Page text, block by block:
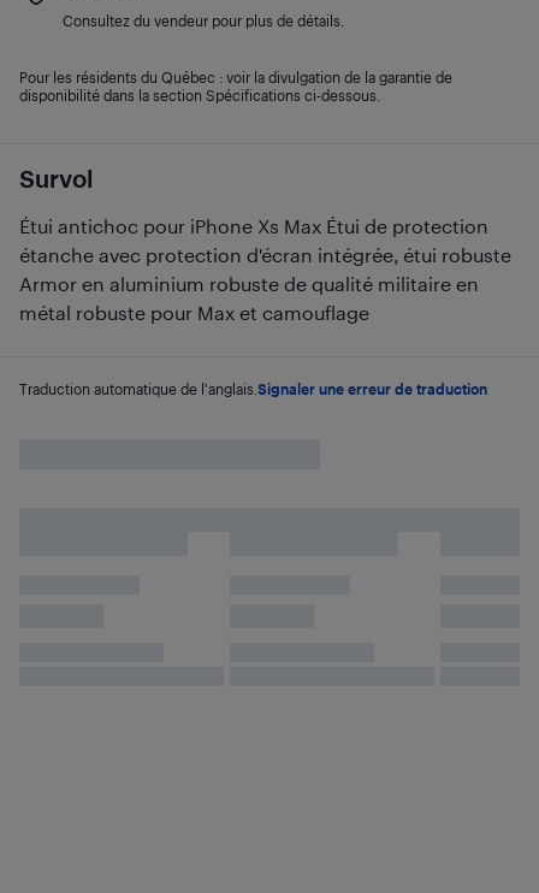
Survol
Étui antichoc pour iPhone Xs Max Étui de protection
étanche avec protection d'écran intégrée, étui robuste
Armor en aluminium robuste de qualité militaire en
métal robuste pour Max et camouflage
Traduction automatique de l'anglais. Signaler une erreur de traduction
Consultez du vendeur pour plus de détails.
Pour les résidents du Québec : voir la divulgation de la garantie de
disponibilité dans la section Spécifications ci-dessous.